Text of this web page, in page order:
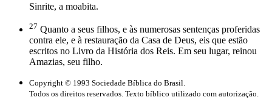
Sinrite, a moabita.
27 Quanto a seus filhos, e às numerosas sentenças proferidas
contra ele, e à restauração da Casa de Deus, eis que estão
escritos no Livro da História dos Reis. Em seu lugar, reinou
Amazias, seu filho.
Copyright © 1993 Sociedade Bíblica do Brasil.
Todos os direitos reservados. Texto bíblico utilizado com autorização.